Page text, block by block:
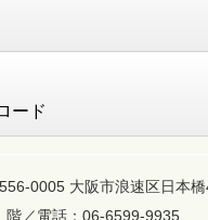
ード
0005 大阪市浪速区日本
階／電話：06-6599-9935